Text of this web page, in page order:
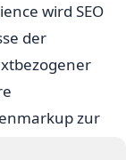
wird SEO
der
zur